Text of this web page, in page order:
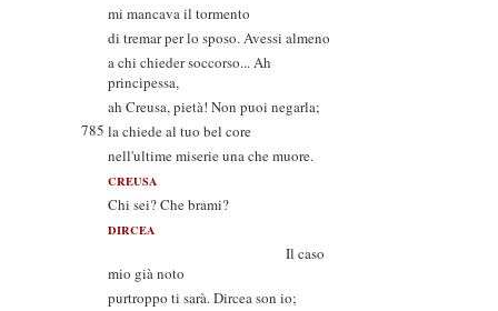
mi mancava il tormento
di tremar per lo sposo. Avessi almeno
a chi chieder soccorso... Ah
principessa,
ah Creusa, pietà! Non puoi negarla;
785 la chiede al tuo bel core
nell'ultime miserie una che muore.
CREUSA
Chi sei? Che brami?
DIRCEA
Il caso
mio già noto
purtroppo ti sarà. Dircea son io;